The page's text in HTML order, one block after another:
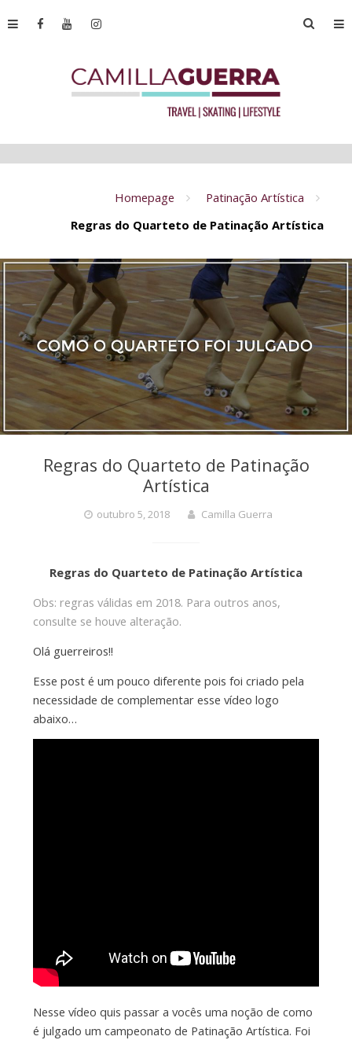
Homepage
Patinação Artística
Regras do Quarteto de Patinação Artística
Regras do Quarteto de Patinação
Artística
outubro 5, 2018 Camilla Guerra
Regras do Quarteto de Patinação Artística
Obs: regras válidas em 2018. Para outros anos,
consulte se houve alteração.
Olá guerreiros!!
Esse post é um pouco diferente pois foi criado pela
necessidade de complementar esse vídeo logo
abaixo…
Nesse vídeo quis passar a vocês uma noção de como
é julgado um campeonato de Patinação Artística. Foi